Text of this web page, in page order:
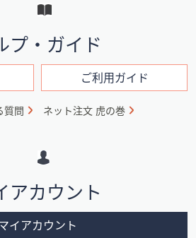
プ・ガイド
ご利用ガイド
質問 ネット注文 虎の巻
アカウント
イアカウント